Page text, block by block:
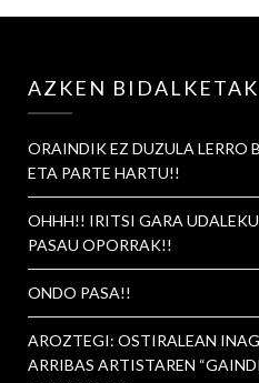
AZKEN BIDALKETAK
ORAINDIK EZ DUZULA
ETA PARTE HARTU!!
OHHH!! IRITSI GARA
PASAU OPORRAK!!
ONDO PASA!!
AROZTEGI: OSTIRALEAN
ARRIBAS ARTISTAREN